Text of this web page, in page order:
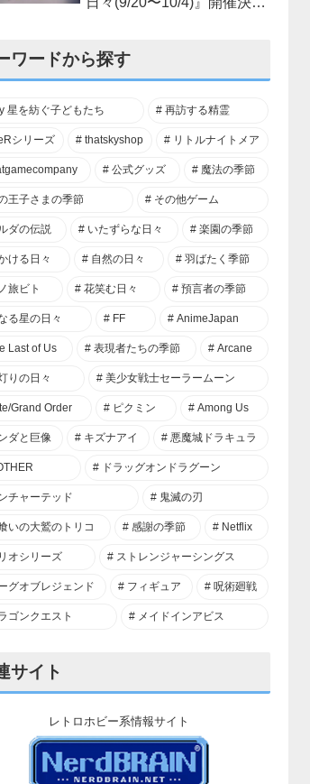
ワードから探す
星を紡ぐ子どもたち 再訪する精霊
シリーズ thatskyshop リトルナイトメア
公式グッズ 魔法の季節
王子さまの季節 その他ゲーム
ダの伝説 いたずらな日々 楽園の季節
ける日々 自然の日々 羽ばたく季節
旅ビト 花笑む日々 預言者の季節
る星の日々 FF AnimeJapan
Last of Us 表現者たちの季節 Arcane
りの日々 美少女戦士セーラームーン
Grand Order ピクミン Among Us
ダと巨像 キズナアイ 悪魔城ドラキュラ
ドラッグオンドラグーン
チャーテッド 鬼滅の刃
いの大鷲のトリコ 感謝の季節 Netflix
オシリーズ ストレンジャーシングス
グオブレジェンド フィギュア 呪術廻戦
ゴンクエスト メイドインアビス
サイト
レトロホビー系情報サイト